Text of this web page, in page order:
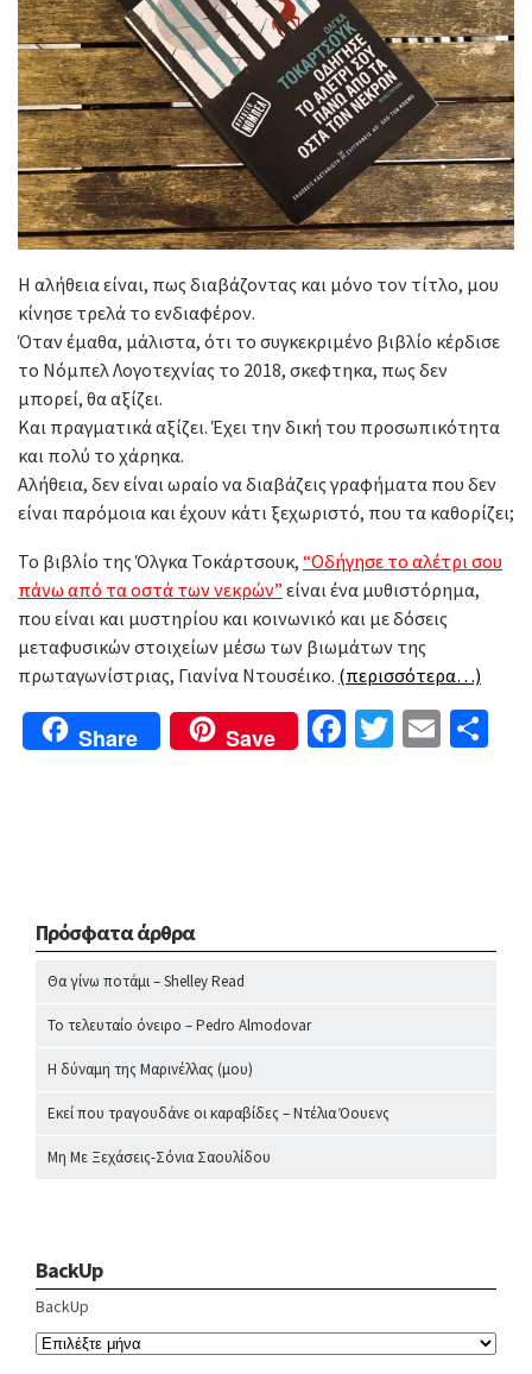
Η αλήθεια είναι, πως διαβάζοντας και μόνο τον τίτλο, μου
κίνησε τρελά το ενδιαφέρον.
Όταν έμαθα, μάλιστα, ότι το συγκεκριμένο βιβλίο κέρδισε
το Νόμπελ Λογοτεχνίας το 2018, σκεφτηκα, πως δεν
μπορεί, θα αξίζει.
Και πραγματικά αξίζει. Έχει την δική του προσωπικότητα
και πολύ το χάρηκα.
Αλήθεια, δεν είναι ωραίο να διαβάζεις γραφήματα που δεν
είναι παρόμοια και έχουν κάτι ξεχωριστό, που τα καθορίζει;
Το βιβλίο της Όλγκα Τοκάρτσουκ, “Οδήγησε το αλέτρι σου
πάνω από τα οστά των νεκρών” είναι ένα μυθιστόρημα,
που είναι και μυστηρίου και κοινωνικό και με δόσεις
μεταφυσικών στοιχείων μέσω των βιωμάτων της
πρωταγωνίστριας, Γιανίνα Ντουσέικο. (περισσότερα…)
Share Save Facebook
Twitter
Email
Πρόσφατα άρθρα
Θα γίνω ποτάμι – Shelley Read
Το τελευταίο όνειρο – Pedro Almodovar
Η δύναμη της Μαρινέλλας (μου)
Εκεί που τραγουδάνε οι καραβίδες – Ντέλια Όουενς
Μη Με Ξεχάσεις-Σόνια Σαουλίδου
BackUp
BackUp